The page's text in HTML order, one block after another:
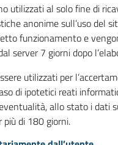
utilizzati al solo fine di
anonime sull’uso del
funzionamento e
server 7 giorni dopo
utilizzati per
di ipotetici reati
allo stato i dati
più di 180 giorni.